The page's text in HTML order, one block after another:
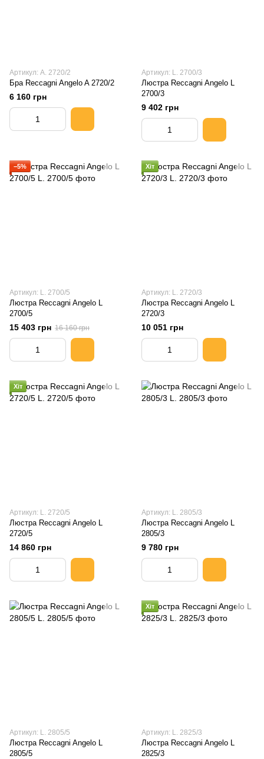
Артикул: A. 2720/2
Бра Reccagni Angelo A 2720/2
6 160 грн
Артикул: L. 2700/3
Люстра Reccagni Angelo L
2700/3
9 402 грн
−5%
Артикул: L. 2700/5
Люстра Reccagni Angelo L
2700/5
15 403 грн 16 160 грн
Хіт
Артикул: L. 2720/3
Люстра Reccagni Angelo L
2720/3
10 051 грн
Хіт
Артикул: L. 2720/5
Люстра Reccagni Angelo L
2720/5
14 860 грн
Артикул: L. 2805/3
Люстра Reccagni Angelo L
2805/3
9 780 грн
Артикул: L. 2805/5
Люстра Reccagni Angelo L
2805/5
Хіт
Артикул: L. 2825/3
Люстра Reccagni Angelo L
2825/3